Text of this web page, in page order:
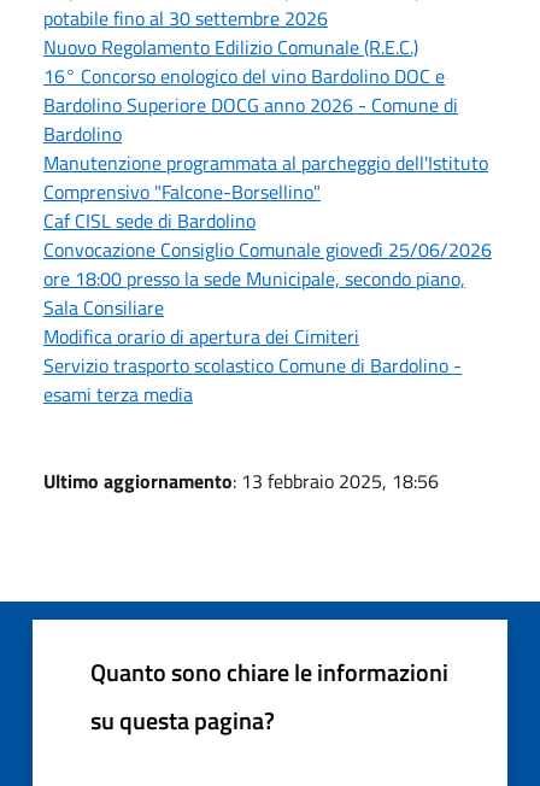
potabile fino al 30 settembre 2026
Nuovo Regolamento Edilizio Comunale (R.E.C.)
16° Concorso enologico del vino Bardolino DOC e
Bardolino Superiore DOCG anno 2026 - Comune di
Bardolino
Manutenzione programmata al parcheggio dell'Istituto
Comprensivo "Falcone-Borsellino"
Caf CISL sede di Bardolino
Convocazione Consiglio Comunale giovedì 25/06/2026
ore 18:00 presso la sede Municipale, secondo piano,
Sala Consiliare
Modifica orario di apertura dei Cimiteri
Servizio trasporto scolastico Comune di Bardolino -
esami terza media
Ultimo aggiornamento: 13 febbraio 2025, 18:56
Quanto sono chiare le informazioni
su questa pagina?